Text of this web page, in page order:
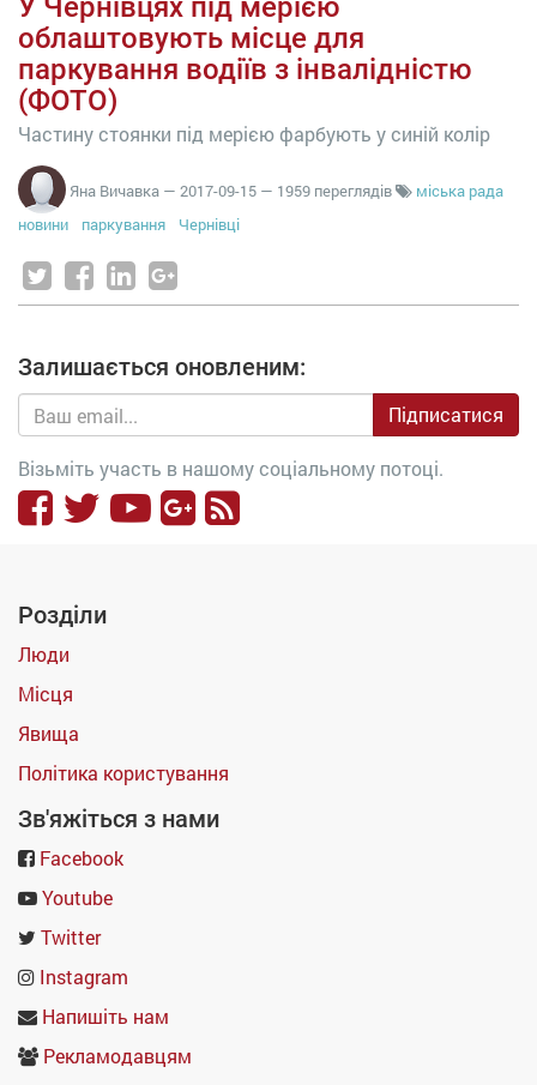
У Чернівцях під мерією
облаштовують місце для
паркування водіїв з інвалідністю
(ФОТО)
Частину стоянки під мерією фарбують у синій колір
Яна Вичавка — 2017-09-15 — 1959 переглядів
міська рада
новини
паркування Чернівці
Залишається оновленим:
Підписатися
Візьміть участь в нашому соціальному потоці.
Розділи
Люди
Місця
Явища
Політика користування
Зв'яжіться з нами
Facebook
Youtube
Twitter
Instagram
Напишіть нам
Рекламодавцям